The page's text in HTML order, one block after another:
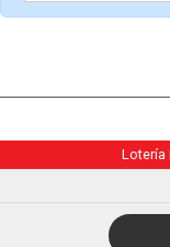
Lotería